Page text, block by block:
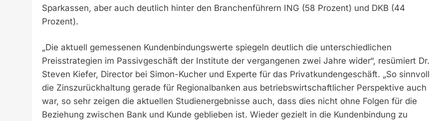
Sparkassen, aber auch deutlich hinter den Branchenführern ING (58 Prozent) und DKB (44
Prozent).
„Die aktuell gemessenen Kundenbindungswerte spiegeln deutlich die unterschiedlichen
Preisstrategien im Passivgeschäft der Institute der vergangenen zwei Jahre wider“, resümiert Dr.
Steven Kiefer, Director bei Simon-Kucher und Experte für das Privatkundengeschäft. „So sinnvoll
die Zinszurückhaltung gerade für Regionalbanken aus betriebswirtschaftlicher Perspektive auch
war, so sehr zeigen die aktuellen Studienergebnisse auch, dass dies nicht ohne Folgen für die
Beziehung zwischen Bank und Kunde geblieben ist. Wieder gezielt in die Kundenbindung zu